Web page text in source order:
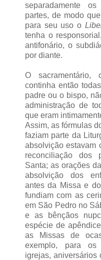
separadamente
partes, de modo
para seu uso o
tenha o
antifonário, o
por diante.
O sacramentário,
continha então
padre ou o bispo,
administração de
que eram
Assim, as fórmulas
faziam parte da
absolvição estavam
reconciliação dos
Santa; as orações
absolvição dos
antes da Missa e
fundiam com as
em São Pedro no
e as bênçãos
espécie de
as Missas de
exemplo, para os
igrejas, aniversários